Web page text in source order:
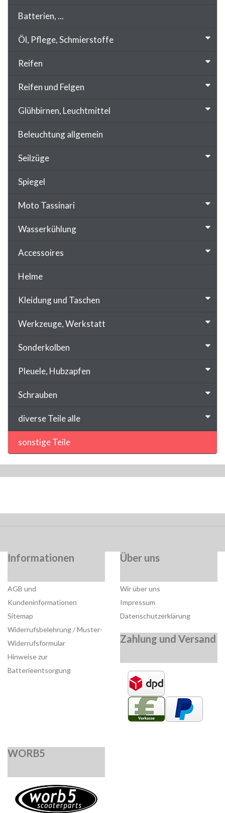
Batterien, ...
Öl, Pflege, Schmierstoffe
Reifen
Reifen und Felgen
Glühbirnen, Leuchtmittel
Beleuchtung allgemein
Seilzüge
Spiegel
Moto Tassinari
Wasserkühlung
Accessoires
Helme
Kleidung und Taschen
Werkzeuge, Werkstatt
Sonderkolben
Pleuele, Hubzapfen
Schrauben
diverse Teile alle
sonstige Teile
Informationen
AGB und
Kundeninformationen
Sitemap
Widerrufsbelehrung / Muster-
Widerrufsformular
Hinweise zur
Batterieentsorgung
Über uns
Wir über uns
Impressum
Datenschutzerklärung
Zahlung und Versand
WORB5